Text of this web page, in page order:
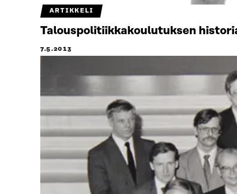
ARTIKKELI
Talouspolitiikkakoulutuksen
7.5.2013